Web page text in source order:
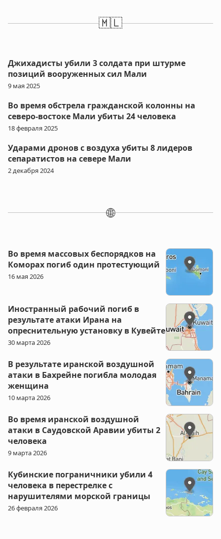
🇲🇱
Джихадисты убили 3 солдата при штурме
позиций вооруженных сил Мали
9 мая 2025
Во время обстрела гражданской колонны на
северо-востоке Мали убиты 24 человека
18 февраля 2025
Ударами дронов с воздуха убиты 8 лидеров
сепаратистов на севере Мали
2 декабря 2024
🌐
Во время массовых беспорядков на
Коморах погиб один протестующий
16 мая 2026
Иностранный рабочий погиб в
результате атаки Ирана на
опреснительную установку в Кувейте
30 марта 2026
В результате иранской воздушной
атаки в Бахрейне погибла молодая
женщина
10 марта 2026
Во время иранской воздушной
атаки в Саудовской Аравии убиты 2
человека
9 марта 2026
Кубинские пограничники убили 4
человека в перестрелке с
нарушителями морской границы
26 февраля 2026